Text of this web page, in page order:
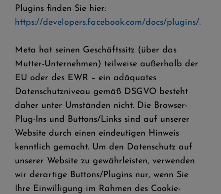
Plugins finden Sie hier:
https://developers.facebook.com/docs/plugins/.
Meta hat seinen Geschäftssitz (über das
Mutter-Unternehmen) teilweise außerhalb der
EU oder des EWR – ein adäquates
Datenschutzniveau gemäß DSGVO besteht
daher unter Umständen nicht. Die Browser-
Plug-Ins und Buttons/Links sind auf unserer
Website durch einen eindeutigen Hinweis
kenntlich gemacht. Um den Datenschutz auf
unserer Website zu gewährleisten, verwenden
wir derartige Buttons/Plugins nur, wenn Sie
Ihre Einwilligung im Rahmen des Cookie-